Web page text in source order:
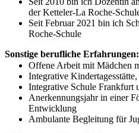
der Ketteler-La Roche-
Seit Februar 2021 bin ich
Roche-Schule
Sonstige berufliche Erfahrungen:
Offene Arbeit mit Mädchen
Integrative
Integrative Schule Frankfurt
Anerkennungsjahr in einer
Entwicklung
Ambulante Begleitung für